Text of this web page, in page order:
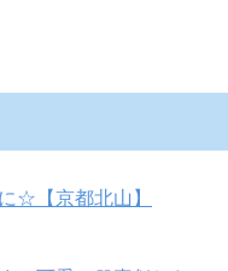
☆【京都北山】